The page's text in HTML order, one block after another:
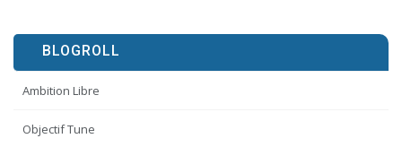
BLOGROLL
Ambition Libre
Objectif Tune